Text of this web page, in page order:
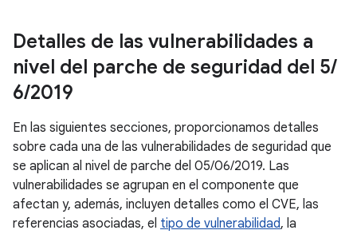
Detalles de las vulnerabilidades a
nivel del parche de seguridad del 5/
6/2019
En las siguientes secciones, proporcionamos detalles
sobre cada una de las vulnerabilidades de seguridad que
se aplican al nivel de parche del 05/06/2019. Las
vulnerabilidades se agrupan en el componente que
afectan y, además, incluyen detalles como el CVE, las
referencias asociadas, el tipo de vulnerabilidad, la